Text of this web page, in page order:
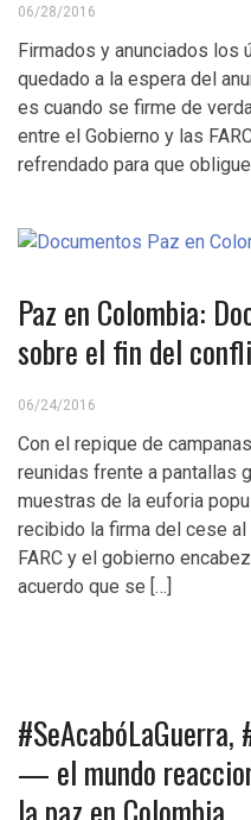
06/28/2016
Firmados y anunciados los
quedado a la espera del
es cuando se firme de
entre el Gobierno y las
refrendado para que
Paz en Colombia:
sobre el fin del
06/24/2016
Con el repique de
reunidas frente a pantallas
muestras de la euforia
recibido la firma del cese
FARC y el gobierno
acuerdo que se […]
— el mundo